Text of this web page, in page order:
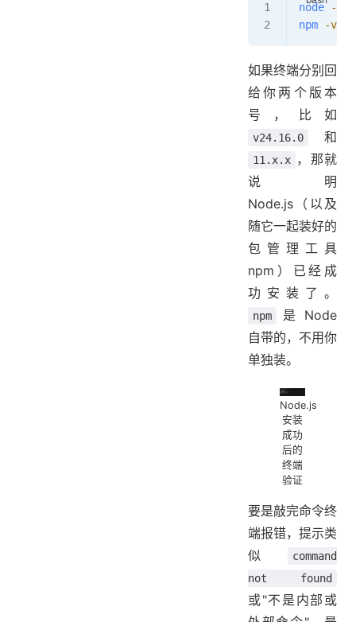
node -v
npm -v
如果终端分别回
给你两个版本
号，比如
v24.16.0 和
11.x.x ，那就
说明
Node.js（以及
随它一起装好的
包管理工具
npm）已经成
功安装了。
npm
是 Node
自带的，不用你
单独装。
Node.js
安装
成功
后的
终端
验证
要是敲完命令终
端报错，提示类
似
command
not found
或"不是内部或